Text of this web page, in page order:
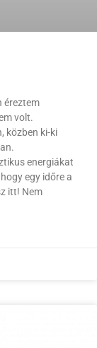
éreztem
volt.
közben ki-ki
energiákat
egy időre a
itt! Nem